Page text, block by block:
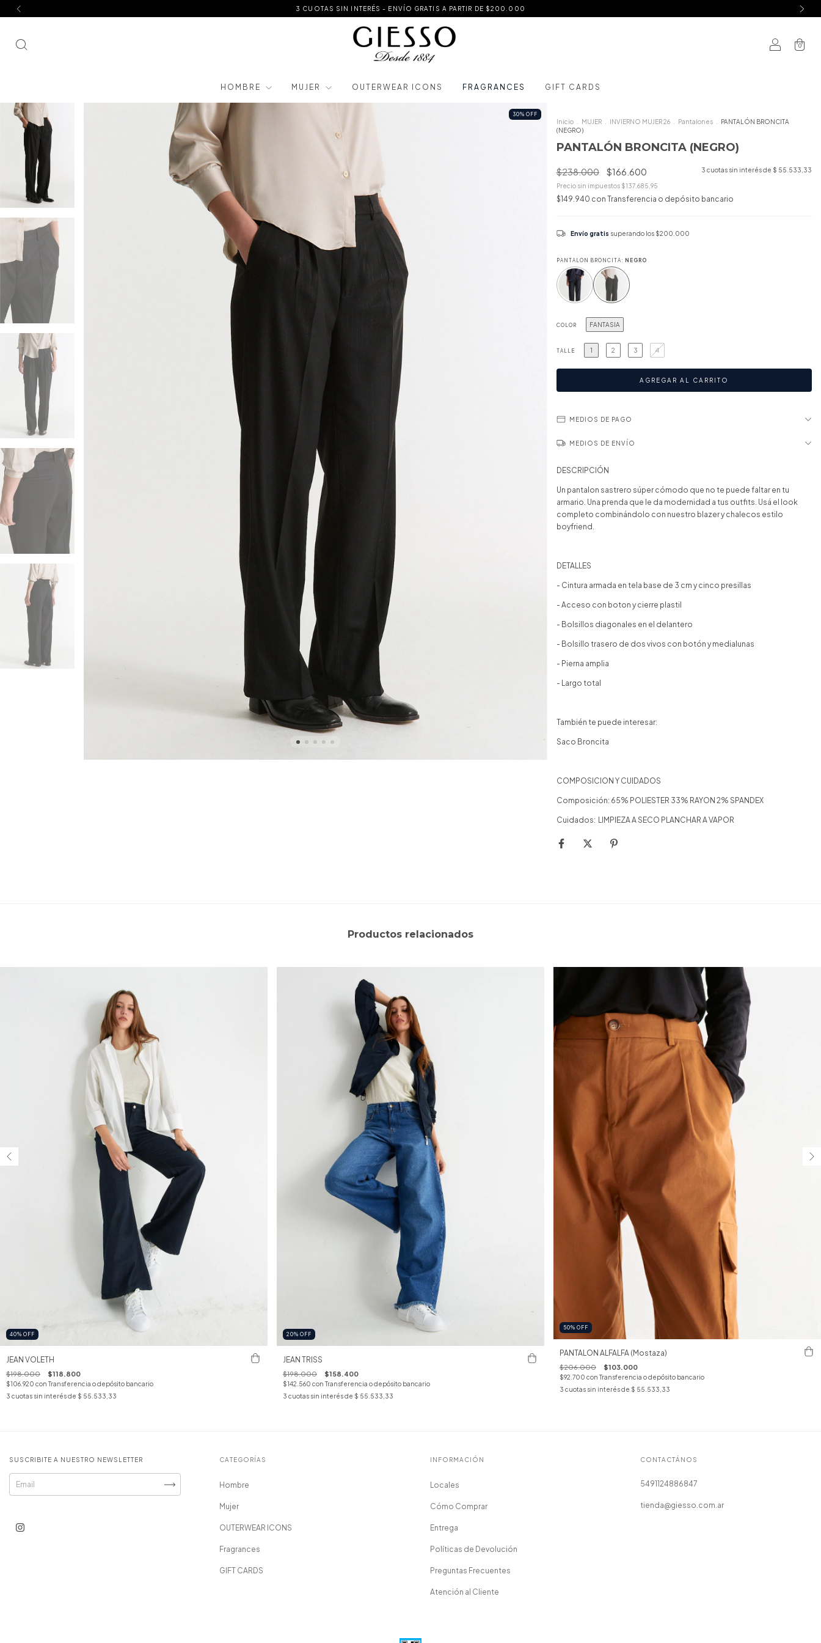
3 CUOTAS SIN INTERÉS - ENVÍO GRATIS A PARTIR DE $200.000
0
HOMBRE MUJER OUTERWEAR ICONS FRAGRANCES GIFT CARDS
30% OFF
Inicio MUJER INVIERNO MUJER 26 Pantalones
PANTALÓN BRONCITA
(NEGRO)
PANTALÓN BRONCITA (NEGRO)
$238.000 $166.600 3 cuotas sin interés de $ 55.533,33
Precio sin impuestos $137.685,95
$149.940 con Transferencia o depósito bancario
Envío gratis superando los $200.000
PANTALON BRONCITA: NEGRO
COLOR FANTASIA
TALLE 1 2 3 4
MEDIOS DE PAGO
MEDIOS DE ENVÍO
DESCRIPCIÓN
Un pantalon sastrero súper cómodo que no te puede faltar en tu
armario. Una prenda que le da modernidad a tus outfits. Usá el look
completo combinándolo con nuestro blazer y chalecos estilo
boyfriend.
DETALLES
- Cintura armada en tela base de 3 cm y cinco presillas
- Acceso con boton y cierre plastil
- Bolsillos diagonales en el delantero
- Bolsillo trasero de dos vivos con botón y medialunas
- Pierna amplia
- Largo total
También te puede interesar:
Saco Broncita
COMPOSICION Y CUIDADOS
Composición: 65% POLIESTER 33% RAYON 2% SPANDEX
Cuidados: LIMPIEZA A SECO PLANCHAR A VAPOR
Productos relacionados
40% OFF
JEAN VOLETH
$198.000 $118.800
$106.920 con Transferencia o depósito bancario
3 cuotas sin interés de $ 55.533,33
20% OFF
JEAN TRISS
$198.000 $158.400
$142.560 con Transferencia o depósito bancario
3 cuotas sin interés de $ 55.533,33
50% OFF
PANTALON ALFALFA (Mostaza)
$206.000 $103.000
$92.700 con Transferencia o depósito bancario
3 cuotas sin interés de $ 55.533,33
SUSCRIBITE A NUESTRO NEWSLETTER CATEGORÍAS
Hombre
Mujer
OUTERWEAR ICONS
Fragrances
GIFT CARDS
INFORMACIÓN
Locales
Cómo Comprar
Entrega
Políticas de Devolución
Preguntas Frecuentes
Atención al Cliente
CONTACTÁNOS
5491124886847
tienda@giesso.com.ar